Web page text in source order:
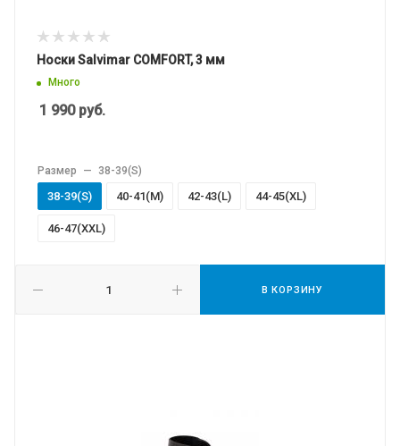
Носки Salvimar COMFORT, 3 мм
Много
1 990руб.
В КОРЗИНУ
Размер — 38-39(S)
38-39(S) 40-41(M) 42-43(L) 44-45(XL)
46-47(XXL)